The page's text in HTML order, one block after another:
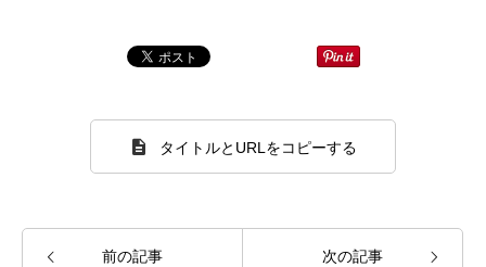
タイトルとURLをコピーする
前の記事 次の記事